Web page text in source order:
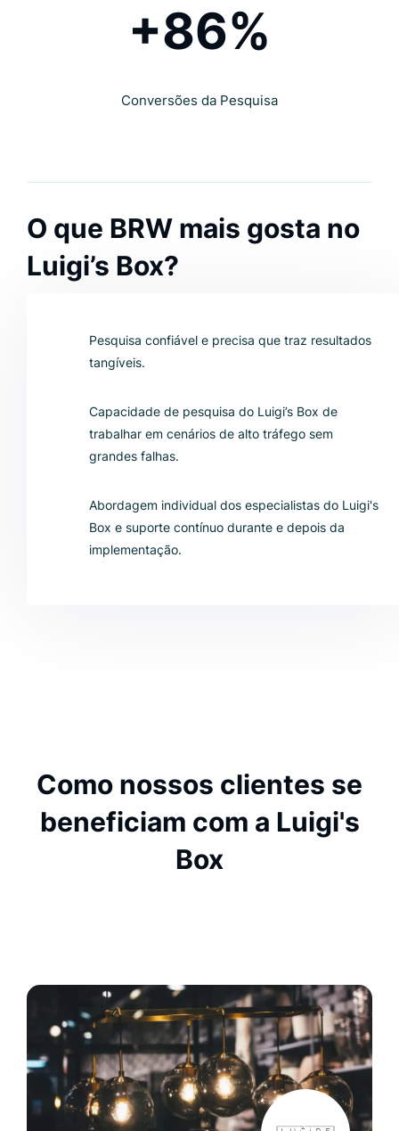
+86%
Conversões da Pesquisa
O que BRW mais gosta no
Luigi’s Box?
Pesquisa confiável e precisa que traz resultados
tangíveis.
Capacidade de pesquisa do Luigi’s Box de
trabalhar em cenários de alto tráfego sem
grandes falhas.
Abordagem individual dos especialistas do Luigi's
Box e suporte contínuo durante e depois da
implementação.
Como nossos clientes se
beneficiam com a Luigi's
Box